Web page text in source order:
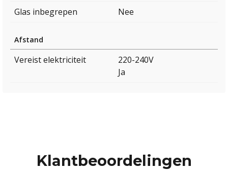
Glas inbegrepen
Nee
Afstand
Vereist elektriciteit
220-240V
Ja
Klantbeoordelingen